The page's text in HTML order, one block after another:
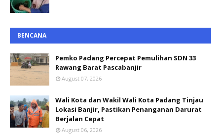
BENCANA
Pemko Padang Percepat Pemulihan SDN 33
Rawang Barat Pascabanjir
August 07, 2026
Wali Kota dan Wakil Wali Kota Padang Tinjau
Lokasi Banjir, Pastikan Penanganan Darurat
Berjalan Cepat
August 06, 2026